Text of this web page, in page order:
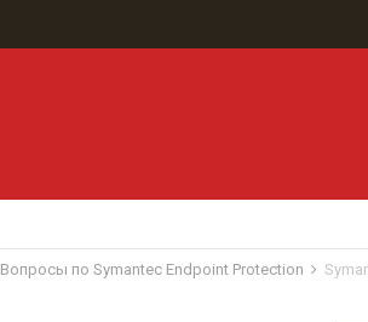
Вопросы по Symantec Endpoint Protection